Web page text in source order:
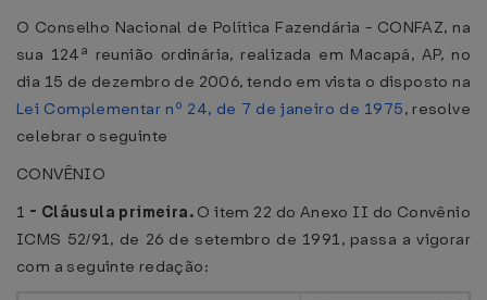
O Conselho Nacional de Política Fazendária - CONFAZ, na
sua 124ª reunião ordinária, realizada em Macapá, AP, no
dia 15 de dezembro de 2006, tendo em vista o disposto na
Lei Complementar nº 24, de 7 de janeiro de 1975, resolve
celebrar o seguinte
CONVÊNIO
1 - Cláusula primeira. O item 22 do Anexo II do Convênio
ICMS 52/91, de 26 de setembro de 1991, passa a vigorar
com a seguinte redação: